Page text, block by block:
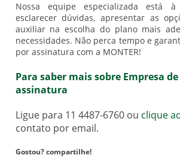
Nossa equipe especializada está à
esclarecer dúvidas, apresentar as
auxiliar na escolha do plano mais
necessidades. Não perca tempo e
por assinatura com a MONTER!
Para saber mais sobre Empresa
assinatura
Ligue para 11 4487-6760ou clique
contato por email.
Gostou? compartilhe!